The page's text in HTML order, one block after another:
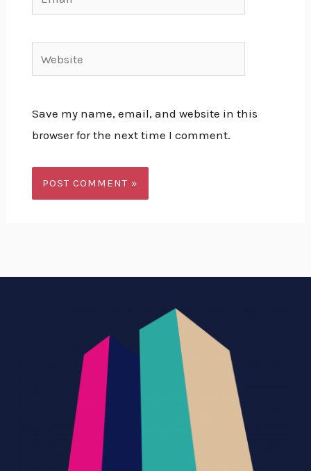
Website
Save my name, email, and website in this
browser for the next time I comment.